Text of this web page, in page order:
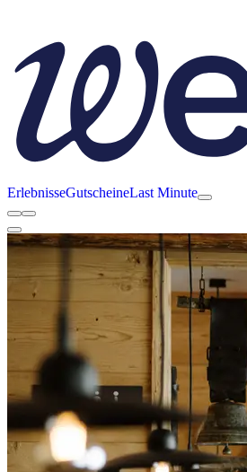
ErlebnisseGutscheineLast Minute